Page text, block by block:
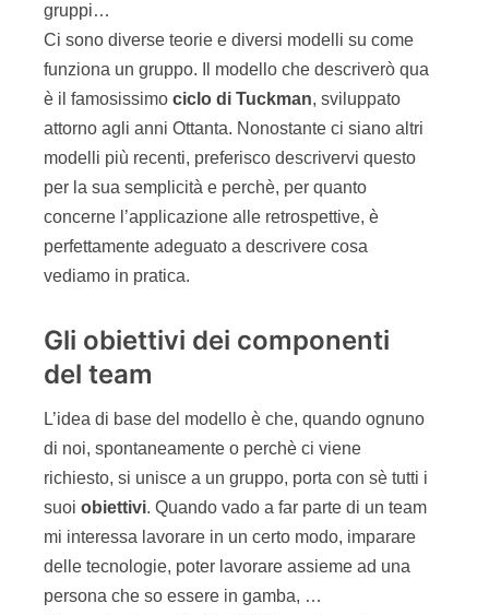
gruppi…
Ci sono diverse teorie e diversi modelli su come
funziona un gruppo. Il modello che descriverò qua
è il famosissimo ciclo di Tuckman, sviluppato
attorno agli anni Ottanta. Nonostante ci siano altri
modelli più recenti, preferisco descrivervi questo
per la sua semplicità e perchè, per quanto
concerne l’applicazione alle retrospettive, è
perfettamente adeguato a descrivere cosa
vediamo in pratica.
Gli obiettivi dei componenti
del team
L’idea di base del modello è che, quando ognuno
di noi, spontaneamente o perchè ci viene
richiesto, si unisce a un gruppo, porta con sè tutti i
suoi obiettivi. Quando vado a far parte di un team
mi interessa lavorare in un certo modo, imparare
delle tecnologie, poter lavorare assieme ad una
persona che so essere in gamba, …